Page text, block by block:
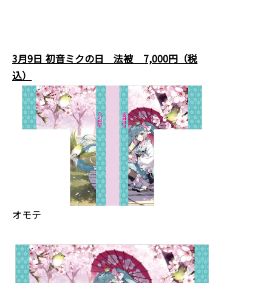
3月9日 初音ミクの日 法被 7,000円（税
込）
オモテ